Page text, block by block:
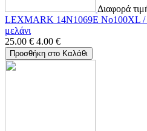
Διαφορά
LEXMARK 14N1069E No100XL
μελάνι
25.00 € 4.00 €
Προσθήκη στο Καλάθι